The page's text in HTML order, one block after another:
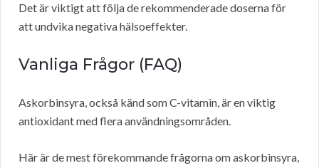
Det är viktigt att följa de rekommenderade doserna för
att undvika negativa hälsoeffekter.
Vanliga Frågor (FAQ)
Askorbinsyra, också känd som C-vitamin, är en viktig
antioxidant med flera användningsområden.
Här är de mest förekommande frågorna om askorbinsyra,